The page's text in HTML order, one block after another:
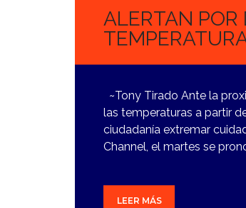
ALERTAN POR
~Tony Tirado Ante la
las temperaturas a partir
ciudadanía extremar
Channel, el martes se
LEER MÁS